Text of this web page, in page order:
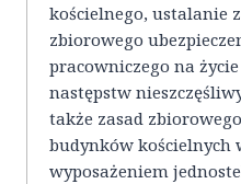
kościelnego, ustalanie
zbiorowego
pracowniczego na
następstw
także zasad
budynków kościelnych
wyposażeniem